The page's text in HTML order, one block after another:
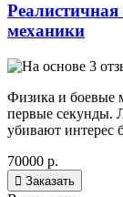
механики
Физика и боевые
первые секунды.
убивают интерес
70000 р.
 Заказать